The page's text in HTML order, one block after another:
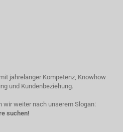
jahrelanger Kompetenz, Knowhow
und Kundenbeziehung.
wir weiter nach unserem Slogan:
suchen!